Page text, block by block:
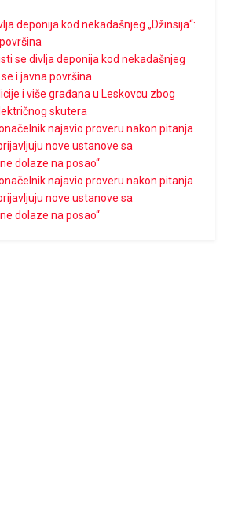
deponija kod nekadašnjeg „Džinsija“:
se divlja deponija kod nekadašnjeg
se i javna površina
i više građana u Leskovcu zbog
skutera
najavio proveru nakon pitanja
nove ustanove sa
dolaze na posao“
najavio proveru nakon pitanja
nove ustanove sa
dolaze na posao“